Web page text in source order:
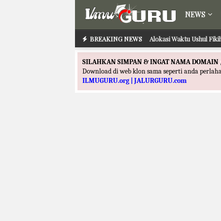
NEWS
BREAKING NEWS Alokasi Waktu Ushul
SILAHKAN SIMPAN & INGAT NAMA
Download di web klon sama seperti anda
ILMUGURU.org | JALURGURU.com